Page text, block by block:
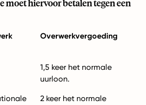
moet hiervoor betalen tegen een
Overwerkvergoeding
1,5 keer het normale
uurloon.
2 keer het normale